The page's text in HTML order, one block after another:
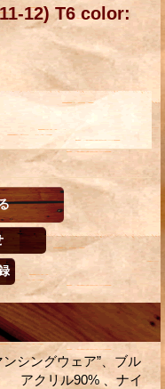
12) T6 color:
シングウェア”、ブル
アクリル90% 、ナイ